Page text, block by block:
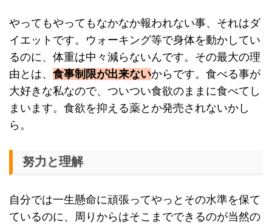
やってもやってもなかなか報われない事、それはダ
イエットです。ウォーキング等で身体を動かしてい
るのに、体重は中々減らないんです。その最大の理
由とは、 食事制限が出来ないからです。食べる事が
大好きな私なので、ついつい食欲のままに食べてし
まいます。食欲を抑える薬とか発売されないかし
ら。
努力と理解
自分では一生懸命に頑張ってやっとその水準を保て
ているのに、周りからはそこまでできるのが当然の